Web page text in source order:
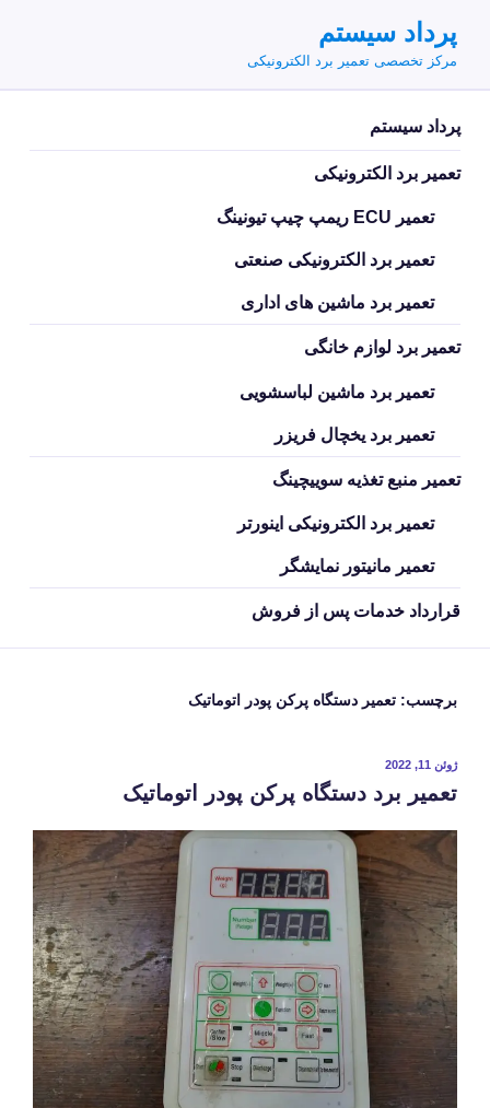
محتوا
پرداد سیستم
مرکز تخصصی تعمیر برد الکترونیکی
پرداد سیستم
تعمیر برد الکترونیکی
تعمیر ECU ریمپ چیپ تیونینگ
تعمیر برد الکترونیکی صنعتی
تعمیر برد ماشین های اداری
تعمیر برد لوازم خانگی
تعمیر برد ماشین لباسشویی
تعمیر برد یخچال فریزر
تعمیر منبع تغذیه سوییچینگ
تعمیر برد الکترونیکی اینورتر
تعمیر مانیتور نمایشگر
قرارداد خدمات پس از فروش
برچسب: تعمیر دستگاه پرکن پودر اتوماتیک
نوشته‌شده
ژوئن 11, 2022
تعمیر برد دستگاه پرکن پودر اتوماتیک